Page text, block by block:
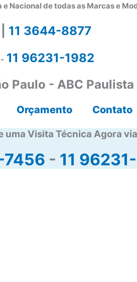
Nacional de todas as Marcas e
11 3644-8877
- 11 96231-1982
Paulo - ABC Paulista
Orçamento Contato
uma Visita Técnica Agora
7456 - 11